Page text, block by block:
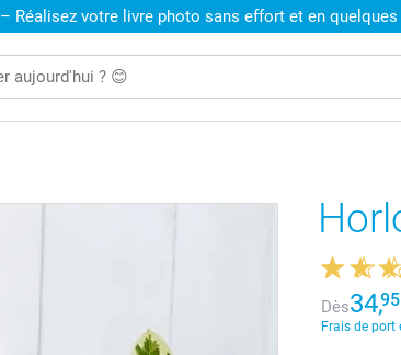
– Réalisez votre livre photo sans effort et en
Dès34,95
Frais de port